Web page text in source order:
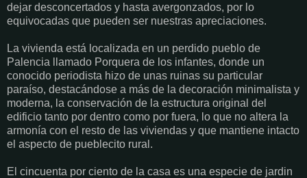
dejar desconcertados y hasta avergonzados, por lo
equivocadas que pueden ser nuestras apreciaciones.
La vivienda está localizada en un perdido pueblo de
Palencia llamado Porquera de los infantes, donde un
conocido periodista hizo de unas ruinas su particular
paraíso, destacándose a más de la decoración minimalista y
moderna, la conservación de la estructura original del
edificio tanto por dentro como por fuera, lo que no altera la
armonía con el resto de las viviendas y que mantiene intacto
el aspecto de pueblecito rural.
El cincuenta por ciento de la casa es una especie de jardin